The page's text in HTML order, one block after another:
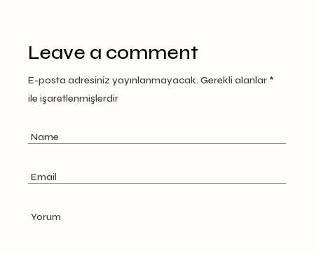
Leave a comment
E-posta adresiniz yayınlanmayacak. Gerekli alanlar *
ile işaretlenmişlerdir